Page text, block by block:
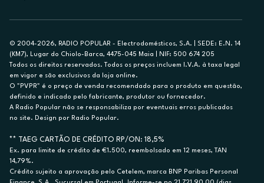
© 2004-2026, RADIO POPULAR - Electrodomésticos, S.A. | SEDE: E.N. 14
(KM7), Lugar do Chiolo-Barca, 4475-045 Maia | NIF: 500 674 205
Todos os direitos reservados. Todos os preços incluem I.V.A. à taxa legal
em vigor e são exclusivos da loja online.
O "PVPR" é o preço de venda recomendado para o produto em questão,
definido e indicado pelo fabricante, produtor ou fornecedor.
A Radio Popular não se responsabiliza por eventuais erros publicados
no site. Design por Radio Popular.
** TAEG CARTÃO DE CRÉDITO RP/ON: 18,5%
Ex. para limite de crédito de €1.500, reembolsado em 12 meses, TAN
14,79%.
Crédito sujeito a aprovação pelo Cetelem, marca BNP Paribas Personal